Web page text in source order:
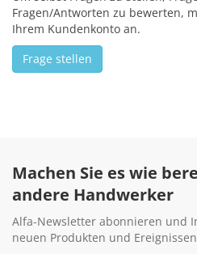
Fragen/Antworten zu bewerten,
Ihrem Kundenkonto an.
Frage stellen
Machen Sie es wie
andere Handwerker
Alfa-Newsletter abonnieren und
neuen Produkten und